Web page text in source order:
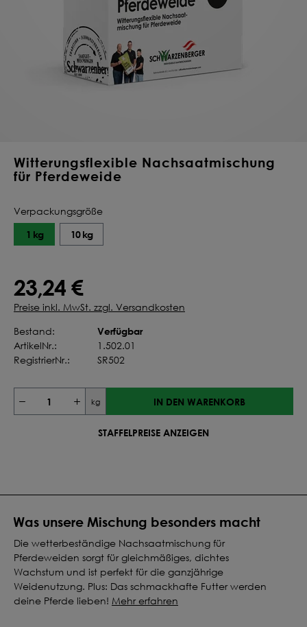
Witterungsflexible Nachsaatmischung
für Pferdeweide
Was unsere Mischung besonders macht
Die wetterbeständige Nachsaatmischung für
Pferdeweiden sorgt für gleichmäßiges, dichtes
Wachstum und ist perfekt für die ganzjährige
Weidenutzung. Plus: Das schmackhafte Futter werden
deine Pferde lieben! Mehr erfahren
Verpackungsgröße
1 kg 10 kg
23,24 €
Preise inkl. MwSt. zzgl. Versandkosten
Bestand:
Verfügbar
ArtikelNr.:
1.502.01
RegistrierNr.:
SR502
kg IN DEN WARENKORB
STAFFELPREISE ANZEIGEN
Deine Saat-
Mischung
konfigurieren
QUALITÄT VOM PROFI